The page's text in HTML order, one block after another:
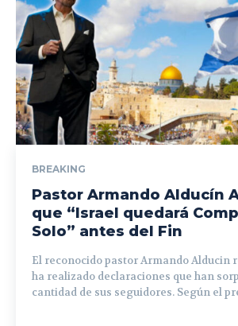
BREAKING
Pastor Armando Alducín
que “Israel quedará
Solo” antes del Fin
El reconocido pastor Armando Alducin
ha realizado declaraciones que han
cantidad de sus